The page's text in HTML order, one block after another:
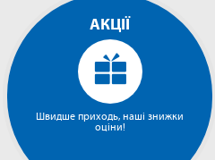
АКЦІЇ
Швидше приходь, наші знижки
оціни!